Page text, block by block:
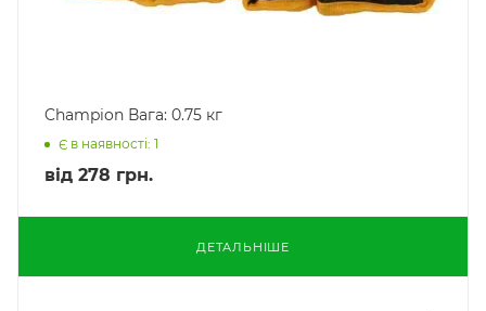
Champion Вага: 0.75 кг
Є в наявності: 1
від 278 грн.
ДЕТАЛЬНІШЕ